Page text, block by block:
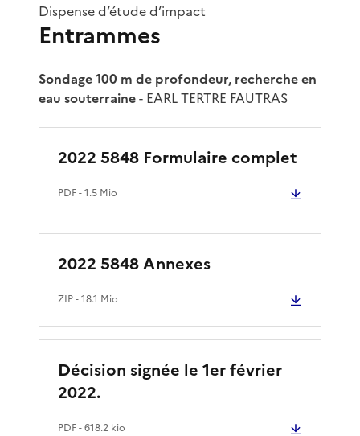
Dispense d’étude d’impact
Entrammes
Sondage 100 m de profondeur, recherche en
eau souterraine- EARL TERTRE FAUTRAS
2022 5848 Formulaire complet
PDF- 1.5 Mio
2022 5848 Annexes
ZIP- 18.1 Mio
Décision signée le 1er février
2022.
PDF- 618.2 kio